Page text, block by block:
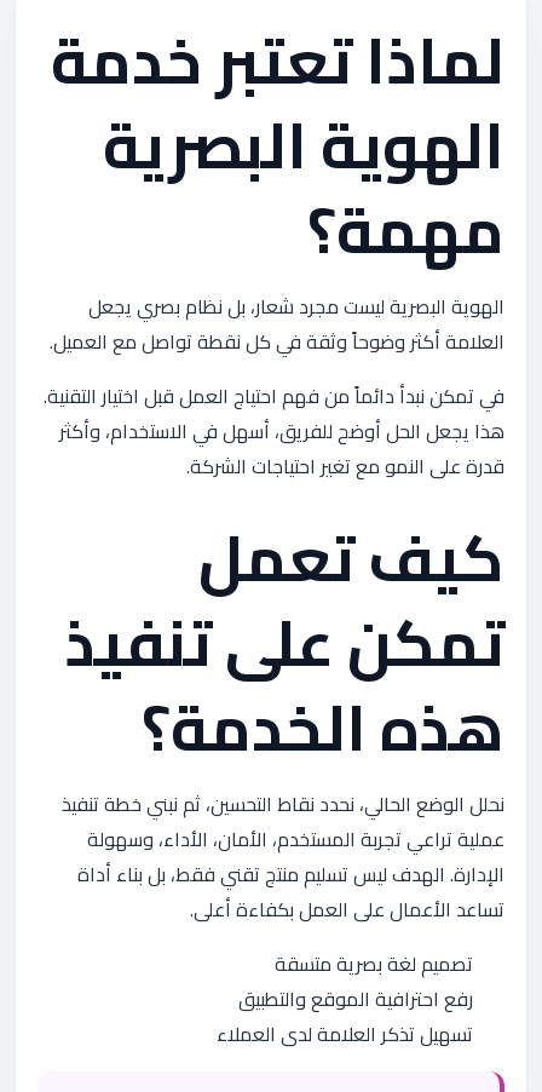
لماذا تعتبر خدمة
الهوية البصرية
مهمة؟
الهوية البصرية ليست مجرد شعار، بل نظام بصري يجعل
العلامة أكثر وضوحاً وثقة في كل نقطة تواصل مع العميل.
في تمكن نبدأ دائماً من فهم احتياج العمل قبل اختيار التقنية.
هذا يجعل الحل أوضح للفريق، أسهل في الاستخدام، وأكثر
قدرة على النمو مع تغير احتياجات الشركة.
كيف تعمل
تمكن على تنفيذ
هذه الخدمة؟
نحلل الوضع الحالي، نحدد نقاط التحسين، ثم نبني خطة تنفيذ
عملية تراعي تجربة المستخدم، الأمان، الأداء، وسهولة
الإدارة. الهدف ليس تسليم منتج تقني فقط، بل بناء أداة
تساعد الأعمال على العمل بكفاءة أعلى.
تصميم لغة بصرية متسقة
رفع احترافية الموقع والتطبيق
تسهيل تذكر العلامة لدى العملاء